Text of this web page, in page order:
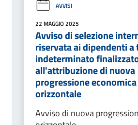
AVVISI
22 MAGGIO 2025
Avviso di selezione
riservata ai dipendenti a
indeterminato
all'attribuzione di nuova
progressione economica
orizzontale
Avviso di nuova